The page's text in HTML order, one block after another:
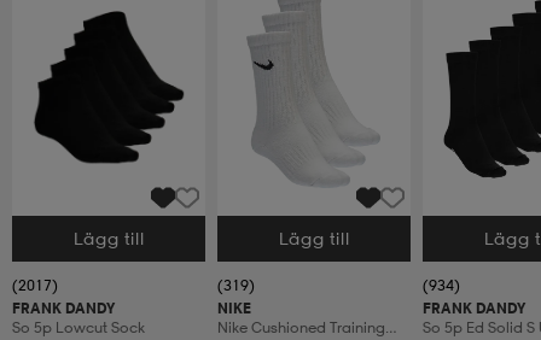
Välj storlek
Lägg till
(2017)
FRANK DANDY
So 5p Lowcut Sock
Välj storlek
Lägg till
(319)
NIKE
Nike Cushioned Training
Välj storlek
Lägg
(934)
FRANK DANDY
So 5p Ed Solid S